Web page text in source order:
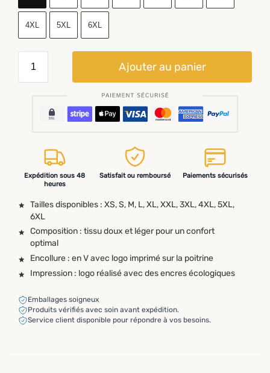
4XL 5XL 6XL
Ajouter au panier
Expédition sous 48
heures
Satisfait ou remboursé Paiements sécurisés
Tailles disponibles : XS, S, M, L, XL, XXL, 3XL, 4XL, 5XL,
6XL
Composition : tissu doux et léger pour un confort
optimal
Encollure : en V avec logo imprimé sur la poitrine
Impression : logo réalisé avec des encres écologiques
Emballages soigneux
Produits vérifiés avec soin avant expédition.
Service client disponible pour répondre à vos besoins.